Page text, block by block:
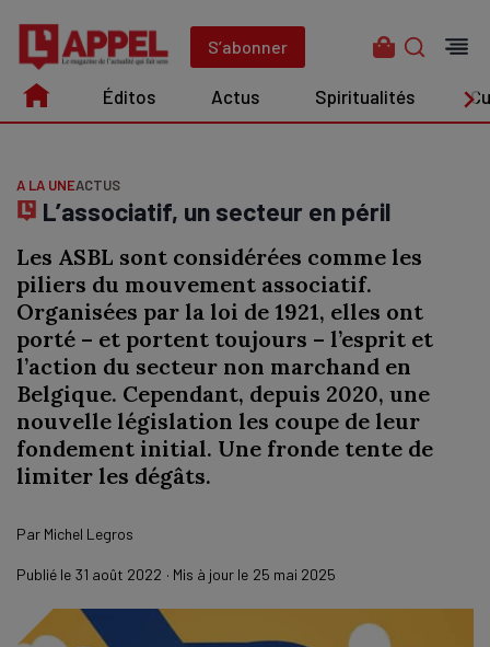
contenu
S’abonner
Édito Actus Spiritualités Culture
Éditos Actus Spiritualités
A LA UNEACTUS
L’associatif, un secteur en péril
Les ASBL sont considérées comme les
piliers du mouvement associatif.
Organisées par la loi de 1921, elles ont
porté – et portent toujours – l’esprit et
l’action du secteur non marchand en
Belgique. Cependant, depuis 2020, une
nouvelle législation les coupe de leur
fondement initial. Une fronde tente de
limiter les dégâts.
Par Michel Legros
Publié le 31 août 2022 · Mis à jour le 25 mai 2025